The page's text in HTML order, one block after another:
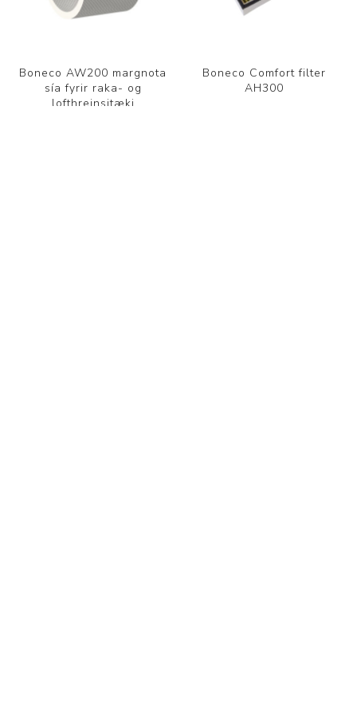
Boneco AW200 margnota
sía fyrir raka- og
lofthreinsitæki
Boneco Comfort filter
AH300